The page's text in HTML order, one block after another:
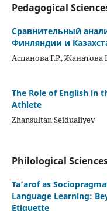
Pedagogical
Сравнительный
Финляндии и
Аспанова Г.Р., Жанатова
The Role of English in
Athlete
Zhansultan Seidualiyev
Philological
Ta’arof as
Language Learning:
Etiquette